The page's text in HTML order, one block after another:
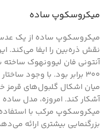
میکروسکوپ ساده
میکروسکوپ ساده از یک
نقش ذره‌بین را ایفا می‌کند.
۳۰۰ برابر بود. با وجود
میان اشکال گلبول‌های قرمز
آشکار کند. امروزه، مدل ساده
میکروسکوپ مرکب با
بزرگنمایی بیشتری ارائه